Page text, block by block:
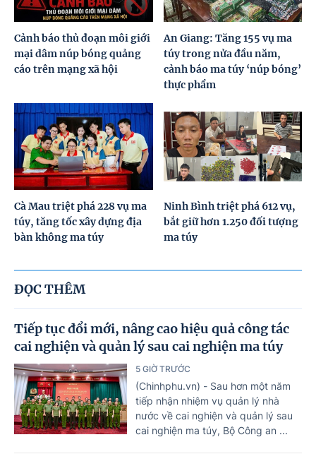
Cảnh báo thủ đoạn môi giới
mại dâm núp bóng quảng
cáo trên mạng xã hội
An Giang: Tăng 155 vụ ma
túy trong nửa đầu năm,
cảnh báo ma túy ‘núp bóng’
thực phẩm
Cà Mau triệt phá 228 vụ ma
túy, tăng tốc xây dựng địa
bàn không ma túy
Ninh Bình triệt phá 612 vụ,
bắt giữ hơn 1.250 đối tượng
ma túy
ĐỌC THÊM
Tiếp tục đổi mới, nâng cao hiệu quả công tác
cai nghiện và quản lý sau cai nghiện ma túy
5 GIỜ TRƯỚC
(Chinhphu.vn) - Sau hơn một năm
tiếp nhận nhiệm vụ quản lý nhà
nước về cai nghiện và quản lý sau
cai nghiện ma túy, Bộ Công an ...